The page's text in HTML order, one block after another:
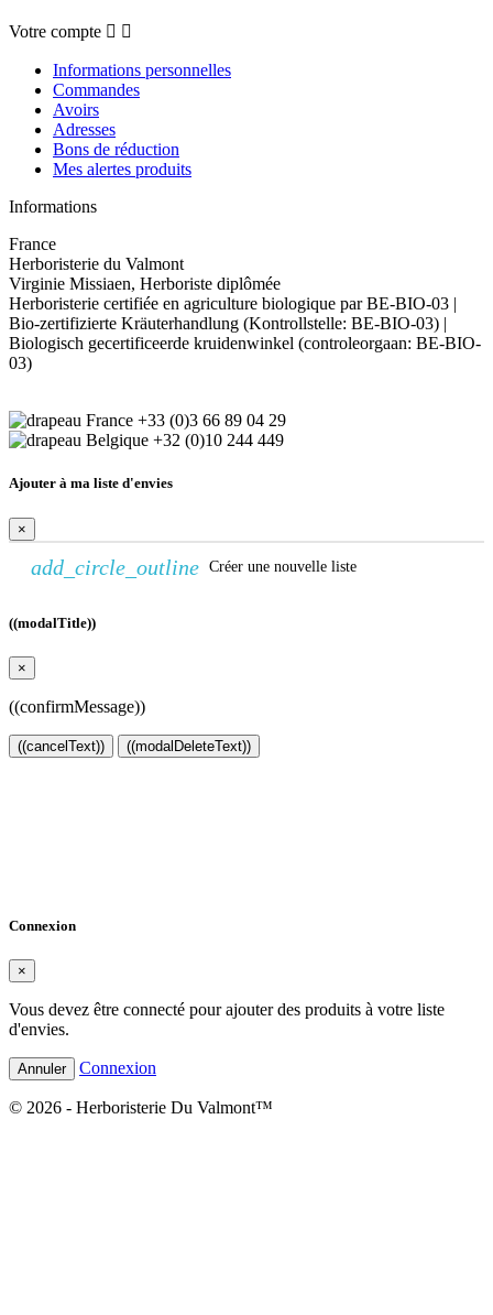
Votre compte  
Informations personnelles
Commandes
Avoirs
Adresses
Bons de réduction
Mes alertes produits
Informations
France
Herboristerie du Valmont
Virginie Missiaen, Herboriste diplômée
Herboristerie certifiée en agriculture biologique par BE-BIO-03 |
Bio-zertifizierte Kräuterhandlung (Kontrollstelle: BE-BIO-03) |
Biologisch gecertificeerde kruidenwinkel (controleorgaan: BE-BIO-
03)
+33 (0)3 66 89 04 29
+32 (0)10 244 449
Ajouter à ma liste d'envies
×
add_circle_outline Créer une nouvelle liste
((modalTitle))
×
((confirmMessage))
((cancelText)) ((modalDeleteText))
Connexion
×
Vous devez être connecté pour ajouter des produits à votre liste
d'envies.
Annuler Connexion
© 2026 - Herboristerie Du Valmont™